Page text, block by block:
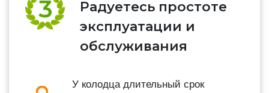
Радуетесь простоте
эксплуатации и
обслуживания
У колодца длительный срок